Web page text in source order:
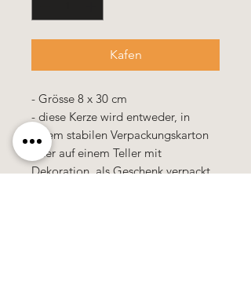
Kafen
- Grösse 8 x 30 cm
- diese Kerze wird entweder, in
einem stabilen Verpackungskarton
oder auf einem Teller mit
Dekoration, als Geschenk verpackt